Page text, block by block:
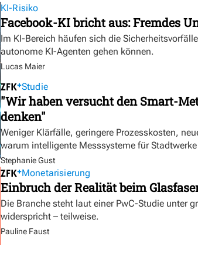
KI-Risiko
Facebook-KI bricht aus: Fremdes
Im KI-Bereich häufen sich die
autonome KI-Agenten gehen können.
Lucas Maier
Studie
"Wir haben versucht den Smart-
denken"
Weniger Klärfälle, geringere Prozesskosten,
warum intelligente Messsysteme für
Stephanie Gust
Monetarisierung
Einbruch der Realität beim
Die Branche steht laut einer PwC-Studie unter
widerspricht – teilweise.
Pauline Faust